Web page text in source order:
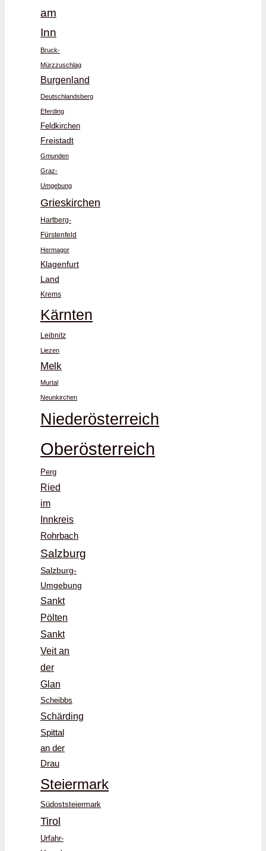
am
Inn
Bruck-
Mürzzuschlag
Burgenland
Deutschlandsberg
Eferding
Feldkirchen
Freistadt
Gmunden
Graz-
Umgebung
Grieskirchen
Hartberg-
Fürstenfeld
Hermagor
Klagenfurt
Land
Krems
Kärnten
Leibnitz
Liezen
Melk
Murtal
Neunkirchen
Niederösterreich
Oberösterreich
Perg
Ried
im
Innkreis
Rohrbach
Salzburg
Salzburg-
Umgebung
Sankt
Pölten
Sankt
Veit an
der
Glan
Scheibbs
Schärding
Spittal
an der
Drau
Steiermark
Südoststeiermark
Tirol
Urfahr-